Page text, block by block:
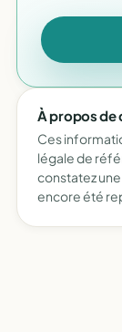
À propos de
Ces
légale de
constatez une
encore été